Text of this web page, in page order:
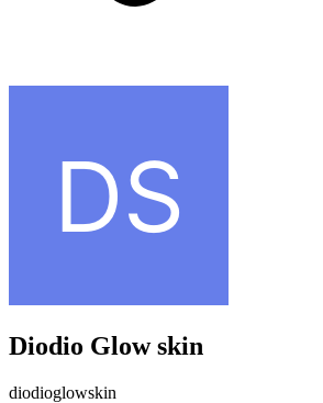
Diodio Glow skin
diodioglowskin